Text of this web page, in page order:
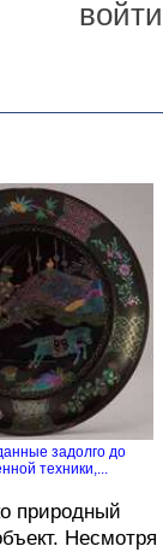
войти
задолго до
техники,...
природный
Несмотря